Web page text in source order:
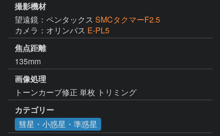
撮影機材
望遠鏡：ペンタックス SMCタクマーF2.5
カメラ：オリンパス E-PL5
焦点距離
135mm
画像処理
トーンカーブ修正 単枚 トリミング
カテゴリー
彗星・小惑星・準惑星